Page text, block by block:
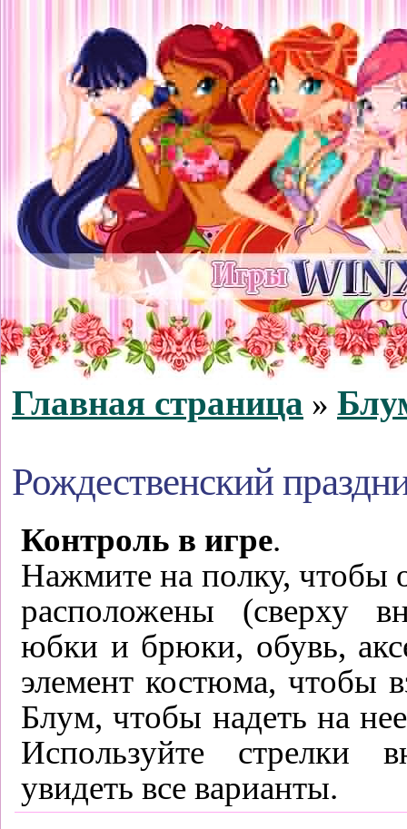
Главная страница »
Рождественский
Контроль в игре.
Нажмите на полку, чтобы
расположены (сверху
юбки и брюки, обувь,
элемент костюма, чтобы
Блум, чтобы надеть на
Используйте стрелки
увидеть все варианты.